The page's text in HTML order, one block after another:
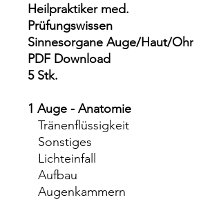
Heilpraktiker med.
Prüfungswissen
Sinnesorgane Auge/Haut/Ohr
PDF Download
5 Stk.
1 Auge - Anatomie
Tränenflüssigkeit
Sonstiges
Lichteinfall
Aufbau
Augenkammern